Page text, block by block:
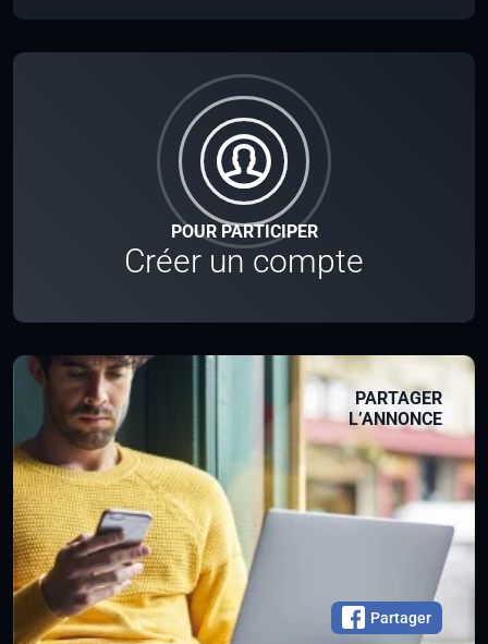
POUR PARTICIPER
Créer un compte
PARTAGER
L’ANNONCE
Partager